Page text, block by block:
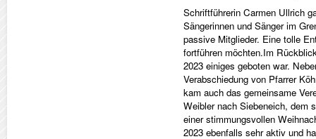
Schriftführerin Carmen Ullrich
Sängerinnen und Sänger im
passive Mitglieder. Eine tolle
fortführen möchten.Im
2023 einiges geboten war.
Verabschiedung von Pfarrer
kam auch das gemeinsame
Weibler nach Siebeneich, dem
einer stimmungsvollen
2023 ebenfalls sehr aktiv und